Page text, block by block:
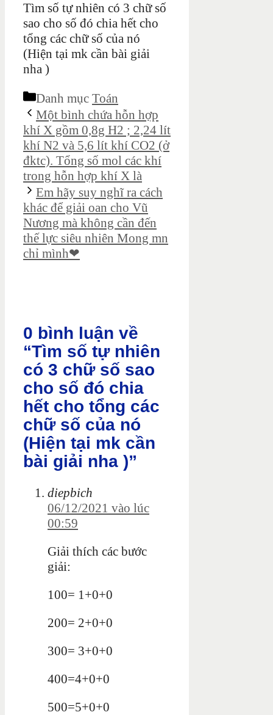
Tìm số tự nhiên có 3 chữ số
sao cho số đó chia hết cho
tổng các chữ số của nó
(Hiện tại mk cần bài giải
nha )
Danh mục Toán
Một bình chứa hỗn hợp
khí X gồm 0,8g H2 ; 2,24 lít
khí N2 và 5,6 lít khí CO2 (ở
đktc). Tổng số mol các khí
trong hỗn hợp khí X là
Em hãy suy nghĩ ra cách
khác để giải oan cho Vũ
Nương mà không cần đến
thế lực siêu nhiên Mong mn
chỉ mình❤
0 bình luận về
“Tìm số tự nhiên
có 3 chữ số sao
cho số đó chia
hết cho tổng các
chữ số của nó
(Hiện tại mk cần
bài giải nha )”
diepbich
06/12/2021 vào lúc
00:59
Giải thích các bước
giải:
100= 1+0+0
200= 2+0+0
300= 3+0+0
400=4+0+0
500=5+0+0